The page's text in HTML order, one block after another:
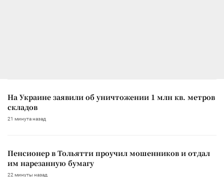
На Украине заявили об уничтожении 1 млн кв. метров
складов
21 минута назад
Пенсионер в Тольятти проучил мошенников и отдал
им нарезанную бумагу
22 минуты назад